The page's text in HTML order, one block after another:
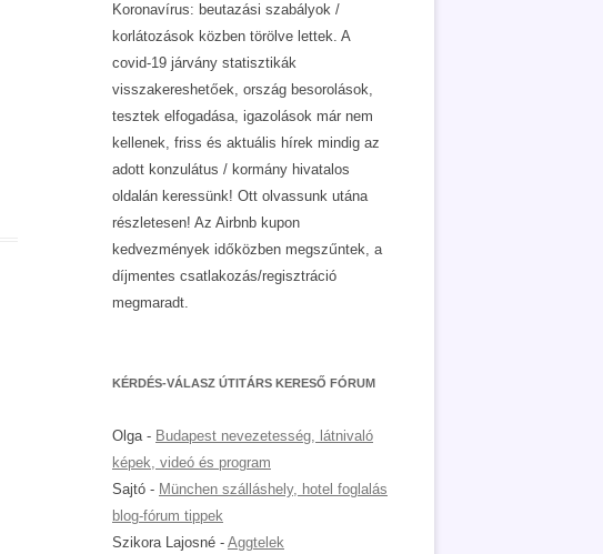
Koronavírus: beutazási szabályok /
korlátozások közben törölve lettek. A
covid-19 járvány statisztikák
visszakereshetőek, ország besorolások,
tesztek elfogadása, igazolások már nem
kellenek, friss és aktuális hírek mindig az
adott konzulátus / kormány hivatalos
oldalán keressünk! Ott olvassunk utána
részletesen! Az Airbnb kupon
kedvezmények időközben megszűntek, a
díjmentes csatlakozás/regisztráció
megmaradt.
KÉRDÉS-VÁLASZ ÚTITÁRS KERESŐ FÓRUM
Olga- Budapest nevezetesség, látnivaló
képek, videó és program
Sajtó - München szálláshely, hotel foglalás
blog-fórum tippek
Szikora Lajosné - Aggtelek